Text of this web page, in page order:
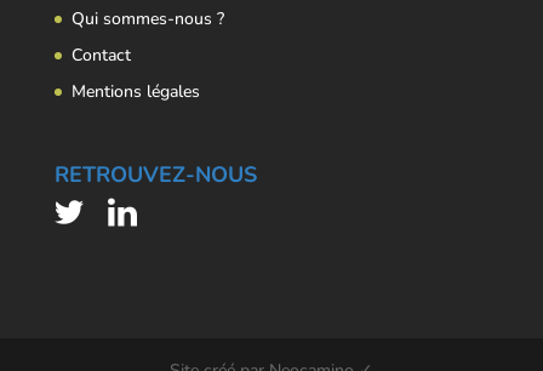
Qui sommes-nous ?
Contact
Mentions légales
RETROUVEZ-NOUS